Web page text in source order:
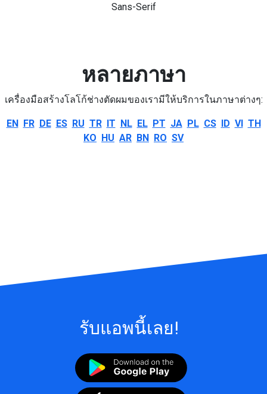
Sans-Serif
หลายภาษา
เครื่องมือสร้างโลโก้ช่างตัดผมของเรามีให้บริการในภาษาต่างๆ:
EN FR DE ES RU TR IT NL EL PT JA PL CS ID VI TH
KO HU AR BN RO SV
รับแอพนี้เลย!